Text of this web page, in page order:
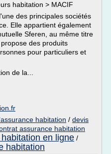
habitation > MACIF
des principales sociétés
Elle appartient également
Sferen, au même titre
des produits
pour particuliers et
de la...
habitation / devis
assurance habitation
en ligne /
habitation